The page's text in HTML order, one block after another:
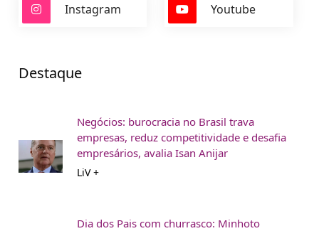
Instagram Youtube
Destaque
Negócios: burocracia no Brasil trava
empresas, reduz competitividade e desafia
empresários, avalia Isan Anijar
LiV +
Dia dos Pais com churrasco: Minhoto